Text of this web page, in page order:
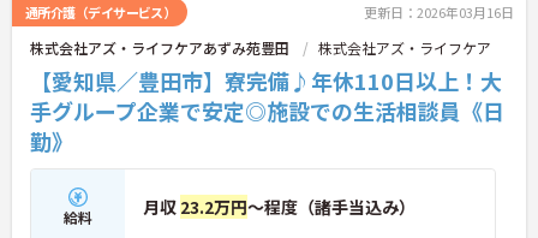
通所介護（デイサービス） 更新日：2026年03月16日
株式会社アズ・ライフケアあずみ苑豊田 株式会社アズ・ライフケア
【愛知県／豊田市】寮完備♪年休110日以上！大
手グループ企業で安定◎施設での生活相談員《日
勤》
給料 月収 23.2万円～程度（諸手当込み）